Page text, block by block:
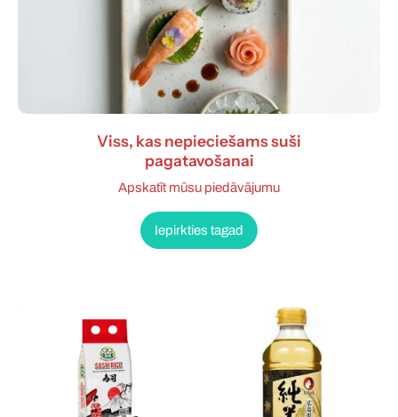
Viss, kas nepieciešams suši
pagatavošanai
Apskatīt mūsu piedāvājumu
Iepirkties tagad